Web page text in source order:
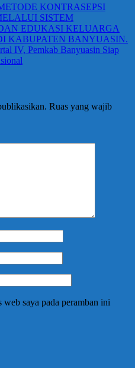
KONTRASEPSI
SISTEM
EDUKASI KELUARGA
KABUPATEN BANYUASIN.
IV, Pemkab Banyuasin Siap
Ruas yang wajib
web saya pada peramban ini